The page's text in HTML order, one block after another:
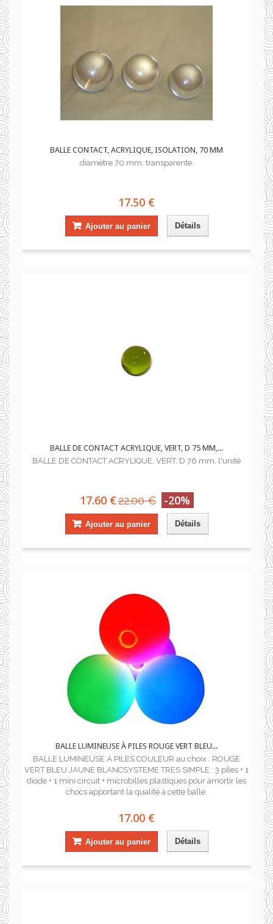
BALLE CONTACT, ACRYLIQUE, ISOLATION, 70 MM
diamètre 70 mm, transparente.
17.50 €
Ajouter au panier Détails
BALLE DE CONTACT ACRYLIQUE, VERT, D 75 MM,...
BALLE DE CONTACT ACRYLIQUE, VERT, D 76 mm, l'unité
17.60 €22.00 € -20%
Ajouter au panier Détails
BALLE LUMINEUSE À PILES ROUGE VERT BLEU...
BALLE LUMINEUSE A PILES COULEUR au choix : ROUGE
VERT BLEU JAUNE BLANCSYSTEME TRES SIMPLE : 3 piles + 1
diode + 1 mini circuit + microbilles plastiques pour amortir les
chocs apportant la qualité à cette balle.
17.00 €
Ajouter au panier Détails